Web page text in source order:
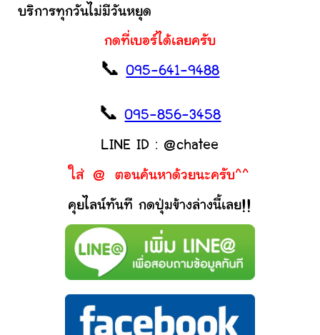
บริการทุกวันไม่มีวันหยุด
กดที่เบอร์ได้เลยครับ
📞095-641-9488
📞095-856-3458
LINE ID : @chatee
ใส่ @ ตอนค้นหาด้วยนะครับ^^
คุยไลน์ทันที กดปุ่มข้างล่างนี้เลย!!